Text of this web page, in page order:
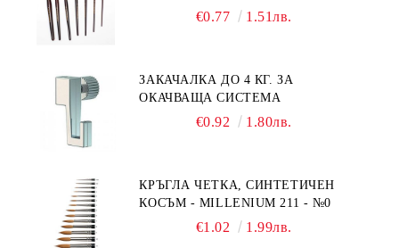
€0.77 1.51лв.
ЗАКАЧАЛКА ДО 4 КГ. ЗА
ОКАЧВАЩА СИСТЕМА
€0.92 1.80лв.
КРЪГЛА ЧЕТКА, СИНТЕТИЧЕН
КОСЪМ - MILLENIUM 211 - №0
€1.02 1.99лв.